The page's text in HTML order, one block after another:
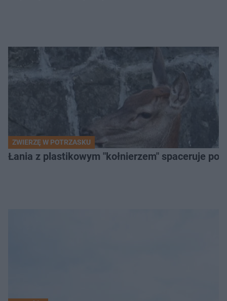
ZWIERZĘ W POTRZASKU
Łania z plastikowym "kołnierzem" spaceruje po